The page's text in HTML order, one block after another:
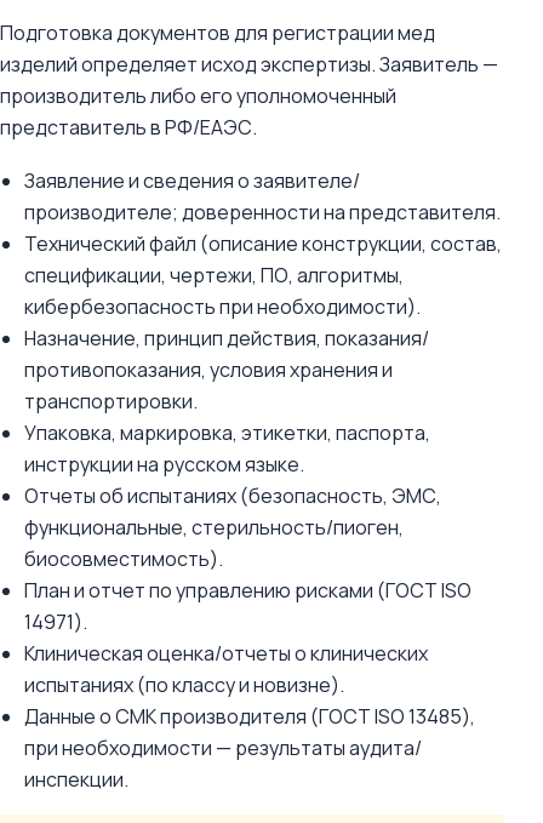
Подготовка документов для регистрации мед
изделий определяет исход экспертизы. Заявитель —
производитель либо его уполномоченный
представитель в РФ/ЕАЭС.
Заявление и сведения о заявителе/
производителе; доверенности на представителя.
Технический файл (описание конструкции, состав,
спецификации, чертежи, ПО, алгоритмы,
кибербезопасность при необходимости).
Назначение, принцип действия, показания/
противопоказания, условия хранения и
транспортировки.
Упаковка, маркировка, этикетки, паспорта,
инструкции на русском языке.
Отчеты об испытаниях (безопасность, ЭМС,
функциональные, стерильность/пиоген,
биосовместимость).
План и отчет по управлению рисками (ГОСТ ISO
14971).
Клиническая оценка/отчеты о клинических
испытаниях (по классу и новизне).
Данные о СМК производителя (ГОСТ ISO 13485),
при необходимости — результаты аудита/
инспекции.